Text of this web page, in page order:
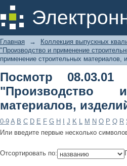
Посмотр
применение
названию
Главная → Коллекция выпускных
"Производство и применение
применение строительных материалов,
Посмотр 08.03.01
"Производство
материалов,
0-9 A B C D E F G H J K L M N O P Q R
Или введите первые несколько
Отсортировать по: